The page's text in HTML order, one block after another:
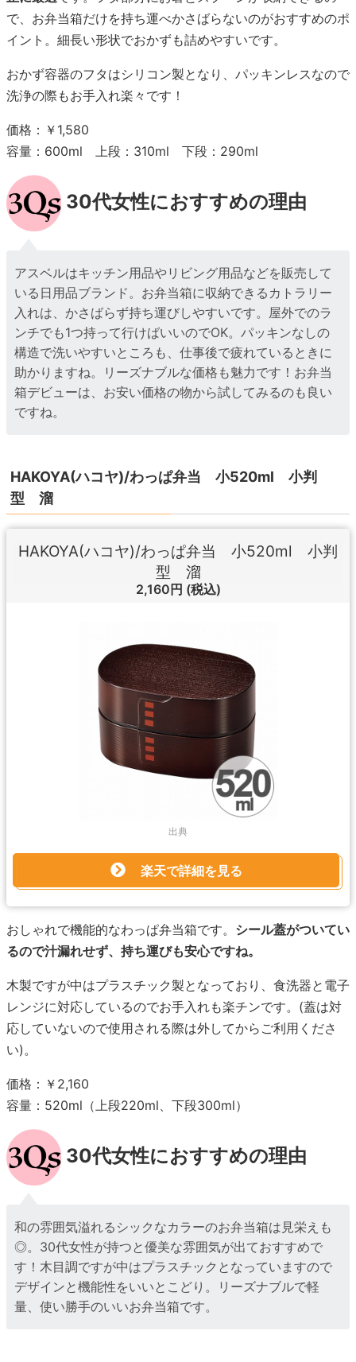
で、お弁当箱だけを持ち運べかさばらないのがおすすめのポ
イント。細長い形状でおかずも詰めやすいです。
おかず容器のフタはシリコン製となり、パッキンレスなので
洗浄の際もお手入れ楽々です！
価格：￥1,580
容量：600ml 上段：310ml 下段：290ml
30代女性におすすめの理由
アスベルはキッチン用品やリビング用品などを販売して
いる日用品ブランド。お弁当箱に収納できるカトラリー
入れは、かさばらず持ち運びしやすいです。屋外でのラ
ンチでも1つ持って行けばいいのでOK。パッキンなしの
構造で洗いやすいところも、仕事後で疲れているときに
助かりますね。リーズナブルな価格も魅力です！お弁当
箱デビューは、お安い価格の物から試してみるのも良い
ですね。
HAKOYA(ハコヤ)/わっぱ弁当 小520ml 小判
型 溜
HAKOYA(ハコヤ)/わっぱ弁当 小520ml 小判
型 溜
2,160円 (税込)
出典
楽天で詳細を見る
おしゃれで機能的なわっぱ弁当箱です。 シール蓋がついてい
るので汁漏れせず、持ち運びも安心ですね。
木製ですが中はプラスチック製となっており、食洗器と電子
レンジに対応しているのでお手入れも楽チンです。(蓋は対
応していないので使用される際は外してからご利用くださ
い)。
価格：￥2,160
容量：520ml（上段220ml、下段300ml）
30代女性におすすめの理由
和の雰囲気溢れるシックなカラーのお弁当箱は見栄えも
◎。30代女性が持つと優美な雰囲気が出ておすすめで
す！木目調ですが中はプラスチックとなっていますので
デザインと機能性をいいとこどり。リーズナブルで軽
量、使い勝手のいいお弁当箱です。